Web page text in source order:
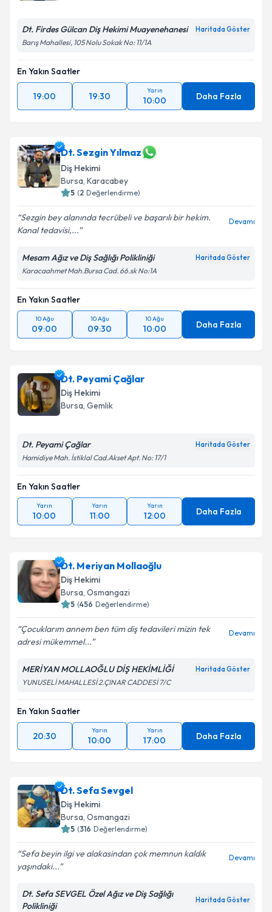
Dt. Firdes Gülcan Diş Hekimi Muayenehanesi Haritada Göster
Barış Mahallesi, 105 Nolu Sokak No: 11/1A
En Yakın Saatler
19:00 19:30
Yarın
10:00 Daha Fazla
Dt. Sezgin Yılmaz
Diş Hekimi
Bursa, Karacabey
5 (2 Değerlendirme)
Sezgin bey alanında tecrübeli ve başarılı bir hekim.
Kanal tedavisi,...
Devamı
Mesam Ağız ve Diş Sağlığı Polikliniği Haritada Göster
Karacaahmet Mah.Bursa Cad. 66.sk No:1A
En Yakın Saatler
10 Ağu
09:00
10 Ağu
09:30
10 Ağu
10:00 Daha Fazla
Dt. Peyami Çağlar
Diş Hekimi
Bursa, Gemlik
Dt. Peyami Çağlar Haritada Göster
Hamidiye Mah. İstiklal Cad.Akset Apt. No: 17/1
En Yakın Saatler
Yarın
10:00
Yarın
11:00
Yarın
12:00 Daha Fazla
Dt. Meriyan Mollaoğlu
Diş Hekimi
Bursa, Osmangazi
5 (456 Değerlendirme)
Çocuklarım annem ben tüm diş tedavileri mizin tek
adresi mükemmel...
Devamı
MERİYAN MOLLAOĞLU DİŞ HEKİMLİĞİ Haritada Göster
YUNUSELİ MAHALLESİ 2.ÇINAR CADDESİ 7/C
En Yakın Saatler
20:30
Yarın
10:00
Yarın
17:00 Daha Fazla
Dt. Sefa Sevgel
Diş Hekimi
Bursa, Osmangazi
5 (316 Değerlendirme)
Sefa beyin ilgi ve alakasindan çok memnun kaldık
yaşındaki...
Devamı
Dt. Sefa SEVGEL Özel Ağız ve Diş Sağlığı
Polikliniği
Haritada Göster